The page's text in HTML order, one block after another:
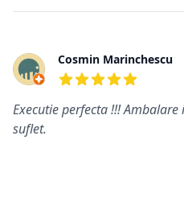
Cosmin Marinchescu
Executie perfecta !!!
suflet.